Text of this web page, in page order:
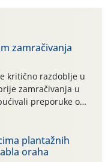
zamračivanja
kritično razdoblje u
zamračivanja u
preporuke o
od najčešćih
grinja (23.7., 14.7.,
je
razdoblje, uz
plantažnih
oraha